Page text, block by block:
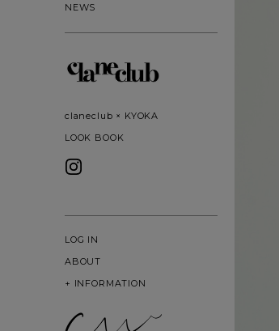
NEWS
claneclub × KYOKA
LOOK BOOK
LOG IN
ABOUT
+ INFORMATION